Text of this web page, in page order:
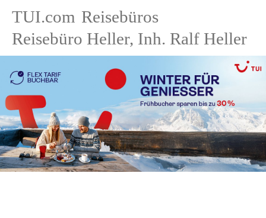
TUI.com Reisebüros
Reisebüro Heller, Inh. Ralf Heller